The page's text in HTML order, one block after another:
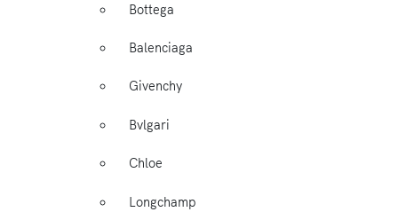
Bottega
Balenciaga
Givenchy
Bvlgari
Chloe
Longchamp